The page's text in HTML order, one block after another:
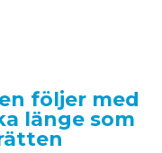
följer med
länge som